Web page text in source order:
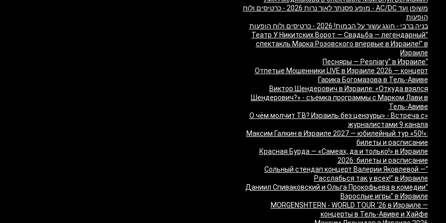
משופן ועד AC/DC - מופע פסנתר לאור נרות 2026 - כרטיסים ולוח
הופעות
בניה ברבי - חוגג עשור על הבמות! 2026 - כרטיסים ולוח הופעות
"Театр У Никитских Ворот — Свадьба — легендарный
спектакль Марка Розовского впервые в Израиле!" в
Израиле
"Песняры — Pesniary" в Израиле
Отпетые Мошенники LIVE в Израиле 2026 — концерт
Гарика Богомазова в Тель-Авиве
Виктор Шендерович в Израиле: «Откуда взялся
Шендерович?» - съёмка программы с Марком Лави в
Тель-Авиве
«О чём молчит ТВ? Израиль без цензуры» - Встреча с
журналистами 9 канала
Максим Галкин в Израиле 2027 — юбилейный тур «50!»:
билеты и расписание
Красная Бурда — «Самеах, да и только!» в Израиле
2026: билеты и расписание
"Сольный стендап концерт Валерии Яковлевой —
Расслабься так у всех!" в Израиле
"Даниил Спиваковский и Ольга Прокофьева в комедии
Взрослые игры" в Израиле
MORGENSHTERN - WORLD TOUR '26 в Израиле —
концерты в Тель-Авиве и Хайфе